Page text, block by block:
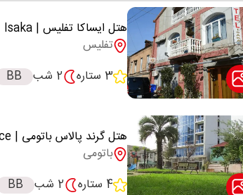
هتل ایساکا تفلیس | Isaka
تفلیس
3 ستاره
2 شب BB
هتل گرند پالاس باتومی | grand palace
باتومی
4 ستاره
2 شب BB